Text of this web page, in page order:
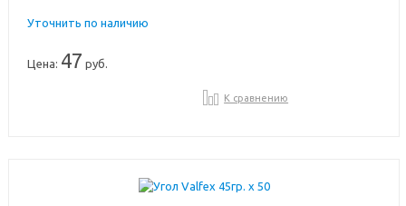
Уточнить по наличию
Цена: 47 руб.
К сравнению